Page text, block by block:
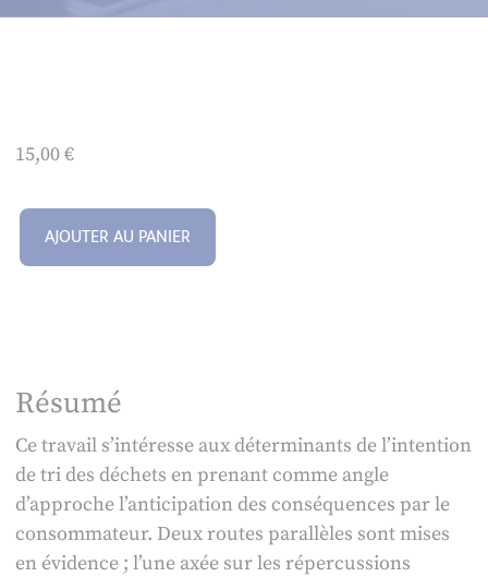
15,00€
AJOUTER AU PANIER
Résumé
Ce travail s’intéresse aux déterminants de l’intention
de tri des déchets en prenant comme angle
d’approche l’anticipation des conséquences par le
consommateur. Deux routes parallèles sont mises
en évidence ; l’une axée sur les répercussions